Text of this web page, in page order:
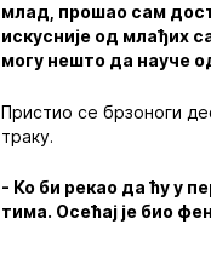
млад, прошао сам
искусније од млађих
могу нешто да науче
Пристио се брзоноги
траку.
- Ко би рекао да ћу у
тима. Осећај је био